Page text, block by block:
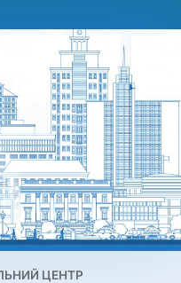
ЦЕНТР